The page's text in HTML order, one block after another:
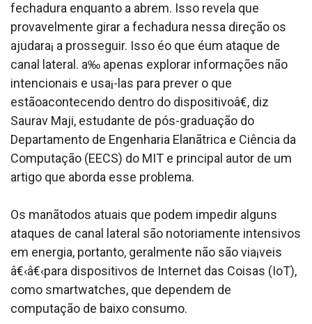
fechadura enquanto a abrem. Isso revela que
provavelmente girar a fechadura nessa direção os
ajudara¡ a prosseguir. Isso éo que éum ataque de
canal lateral. a‰ apenas explorar informações não
intencionais e usa¡-las para prever o que
estãoacontecendo dentro do dispositivoâ€, diz
Saurav Maji, estudante de pós-graduação do
Departamento de Engenharia Elanãtrica e Ciência da
Computação (EECS) do MIT e principal autor de um
artigo que aborda esse problema.
Os manãtodos atuais que podem impedir alguns
ataques de canal lateral são notoriamente intensivos
em energia, portanto, geralmente não são via¡veis
â€‹â€‹para dispositivos de Internet das Coisas (IoT),
como smartwatches, que dependem de
computação de baixo consumo.